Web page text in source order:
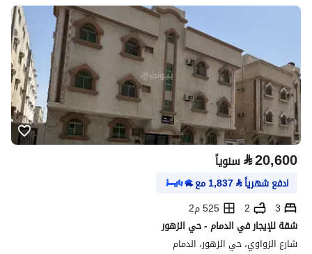
⃁20,600 سنوياً
ادفع شهرياً⃁
1,837مع
3
2
525 م2
شقة للإيجار في الدمام - حي الزهور
شارع الزواوي، حي الزهور، الدمام